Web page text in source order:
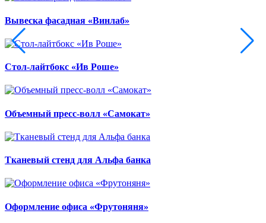
Вывеска фасадная «Винлаб»
Стол-лайтбокс «Ив Роше»
Объемный пресс-волл «Самокат»
Тканевый стенд для Альфа банка
Оформление офиса «Фрутоняня»